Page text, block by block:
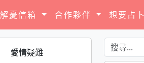
解憂信箱 合作夥伴 想要占卜
愛情疑難